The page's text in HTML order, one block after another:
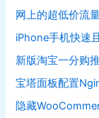
网上的超低价流
iPhone手机快速
新版淘宝一分购
宝塔面板配置
隐藏